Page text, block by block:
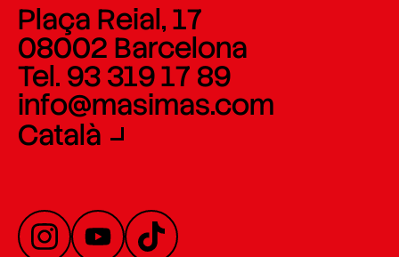
Plaça Reial, 17
08002 Barcelona
Tel. 93 319 17 89
info@masimas.com
Català